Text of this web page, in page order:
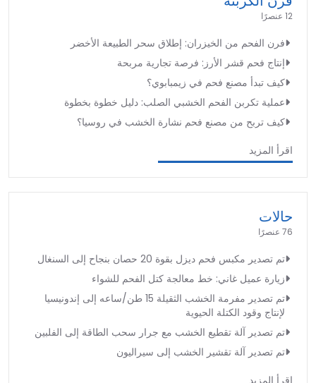
12 عنصرًا
فرن الفحم من الخيزران: إطلاق سحر الطبيعة الأخضر
إنتاج فحم قشر الأرز: فرصة تجارية مربحة
كيف تبدأ مصنع فحم في زيمبابوي؟
عملية تكربن الفحم الخشبي الصلب: دليل خطوة بخطوة
كيف تربح من مصنع فحم نشارة الخشب في روسيا؟
اقرأ المزيد
حالات
76 عنصرًا
تم تصدير مكبس فحم ديزل بقوة 20 حصان بنجاح إلى السنغال
زيارة عميل غاني: خط معالجة كتل الفحم للشواء
تم تصدير مفرمة الخشب الثقيلة 15 طن/ساعه إلى إندونيسيا
لإنتاج وقود الكتلة الحيوية
تم تصدير آلة تقطيع الخشب مع جرار سحب الطاقة إلى الفلبين
تم تصدير آلة تقشير الخشب إلى سيراليون